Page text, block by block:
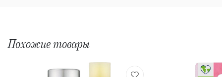
Похожие товары